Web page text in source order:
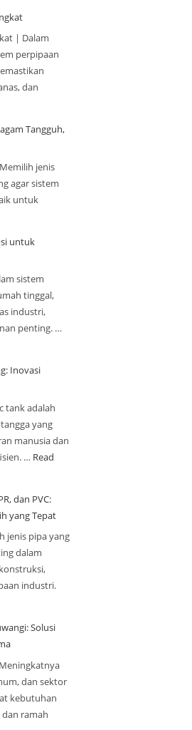
| Dalam
perpipaan
dan
Tangguh,
jenis
agar sistem
untuk
untuk
sistem
tinggal,
industri,
penting. …
Inovasi
tank adalah
yang
manusia dan
… Read
dan PVC:
yang Tepat
jenis pipa yang
dalam
industri.
Solusi
dan sektor
kebutuhan
ramah